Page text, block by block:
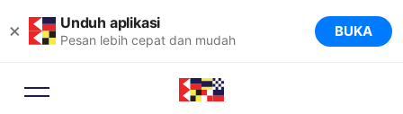
× Unduh aplikasi
Pesan lebih cepat dan mudah BUKA